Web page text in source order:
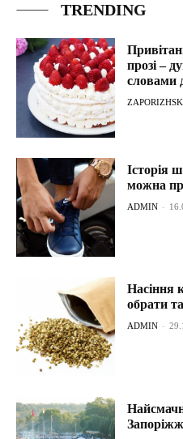
TRENDING
прозі –
словами
Історія
можна
ADMIN -
Насіння
обрати
ADMIN -